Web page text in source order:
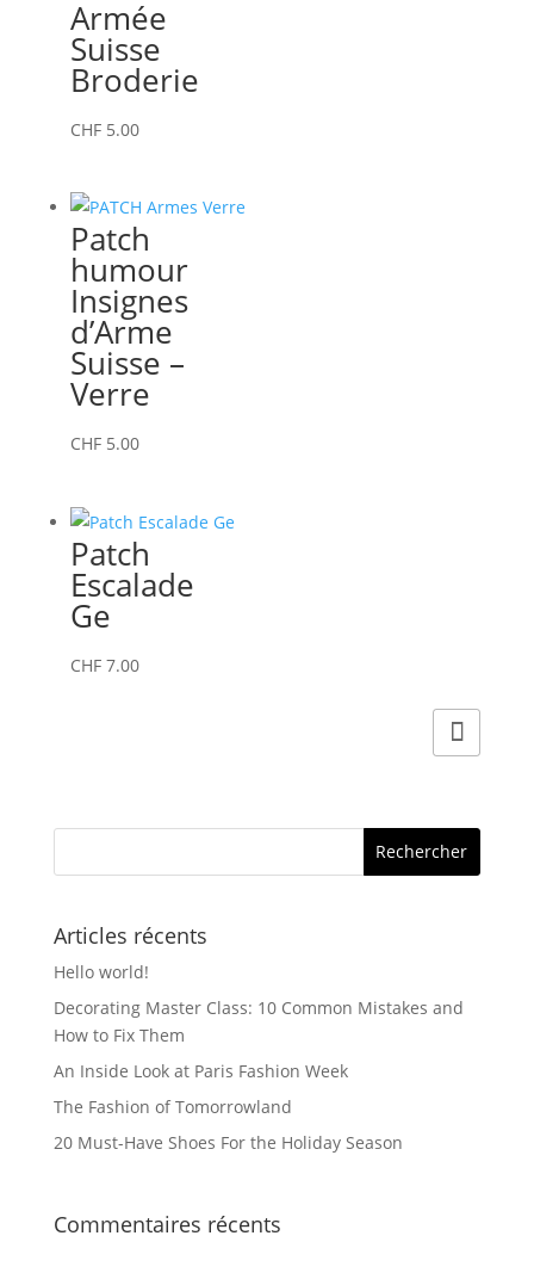
Armée
Suisse
Broderie
CHF5.00
Patch
humour
Insignes
d’Arme
Suisse –
Verre
CHF5.00
Patch
Escalade
Ge
CHF7.00
Articles récents
Hello world!
Decorating Master Class: 10 Common Mistakes and
How to Fix Them
An Inside Look at Paris Fashion Week
The Fashion of Tomorrowland
20 Must-Have Shoes For the Holiday Season
Commentaires récents